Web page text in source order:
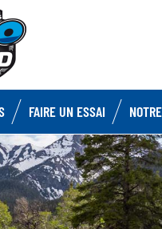
FAIRE UN ESSAI